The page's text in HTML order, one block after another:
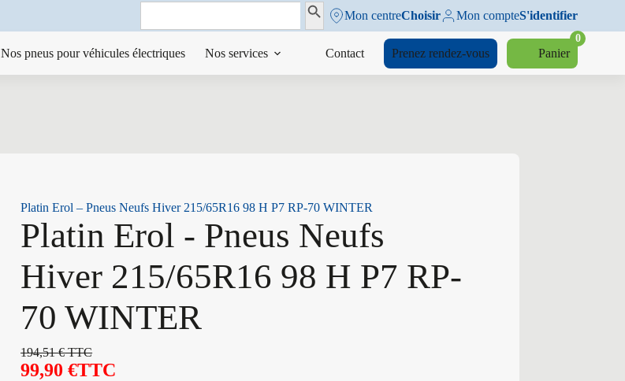
Search
Search ButtonMon centreChoisir Mon compteS'identifier
Nos pneus pour véhicules électriques Nos services Contact Prenez rendez-vous Panier
0
Platin Erol – Pneus Neufs Hiver 215/65R16 98 H P7 RP-70 WINTER
Platin Erol - Pneus Neufs
Hiver 215/65R16 98 H P7 RP-
70 WINTER
194,51€TTC
99,90€TTC